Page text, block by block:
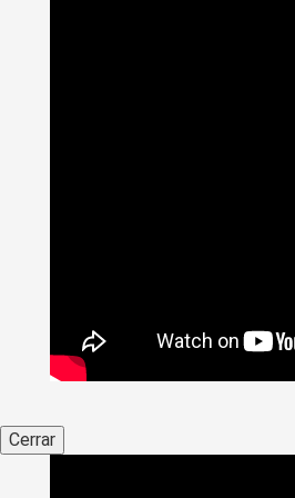
Cerrar